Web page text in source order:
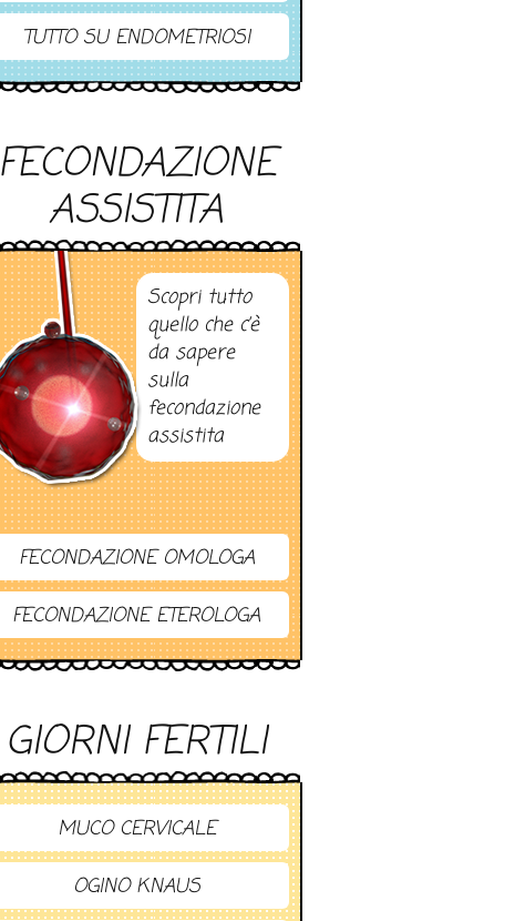
TUTTO SU ENDOMETRIOSI
FECONDAZIONE
ASSISTITA
Scopri tutto
quello che c’è
da sapere
sulla
fecondazione
assistita
FECONDAZIONE OMOLOGA
FECONDAZIONE ETEROLOGA
GIORNI FERTILI
MUCO CERVICALE
OGINO KNAUS